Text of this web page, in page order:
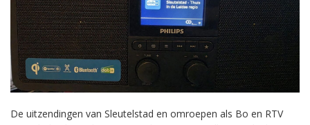
De uitzendingen van Sleutelstad en omroepen als Bo en RTV